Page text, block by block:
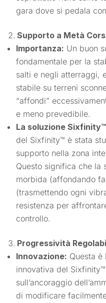
gara dove si pedala
Supporto a Metà
Importanza: Un buon
fondamentale per la
salti e negli atterraggi,
stabile su terreni
“affondi”
e meno prevedibile.
La soluzione
del Sixfinity™ è stata
supporto nella zona
Questo significa che la
morbida (affondando
(trasmettendo ogni
resistenza per
controllo.
Progressività
Innovazione: Questa
innovativa del
sull’ancoraggio
di modificare